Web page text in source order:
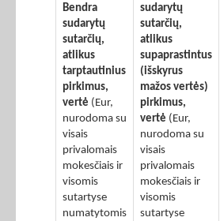
Bendra
sudarytų
sutarčių,
atlikus
tarptautinius
pirkimus,
vertė (Eur,
nurodoma su
visais
privalomais
mokesčiais ir
visomis
sutartyse
numatytomis
sudarytų
sutarčių,
atlikus
supaprastintus
(išskyrus
mažos vertės)
pirkimus,
vertė (Eur,
nurodoma su
visais
privalomais
mokesčiais ir
visomis
sutartyse